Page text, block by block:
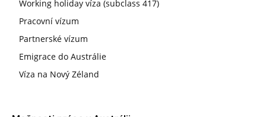
Working holiday víza (subclass 417)
Pracovní vízum
Partnerské vízum
Emigrace do Austrálie
Víza na Nový Zéland